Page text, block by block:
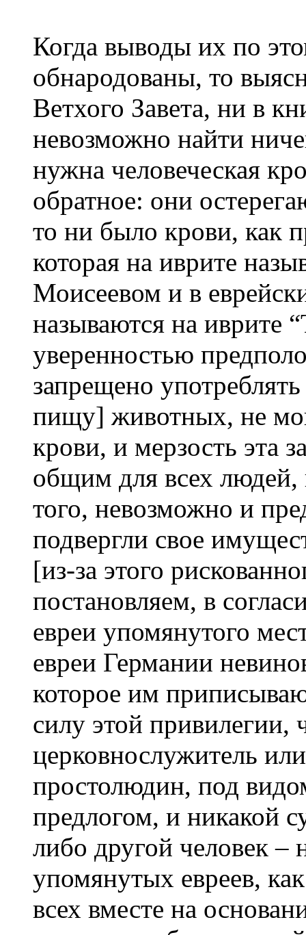
Когда выводы их по
обнародованы, то
Ветхого Завета, ни в
невозможно найти
нужна человеческая
обратное: они
то ни было крови, как
которая на иврите
Моисеевом и в
называются на иврите
уверенностью
запрещено
пищу] животных, не
крови, и мерзость эта
общим для всех людей,
того, невозможно и
подвергли свое
[из-за этого
постановляем, в
евреи упомянутого
евреи Германии
которое им
силу этой привилегии,
церковнослужитель
простолюдин, под
предлогом, и никакой
либо другой человек
упомянутых евреев,
всех вместе на